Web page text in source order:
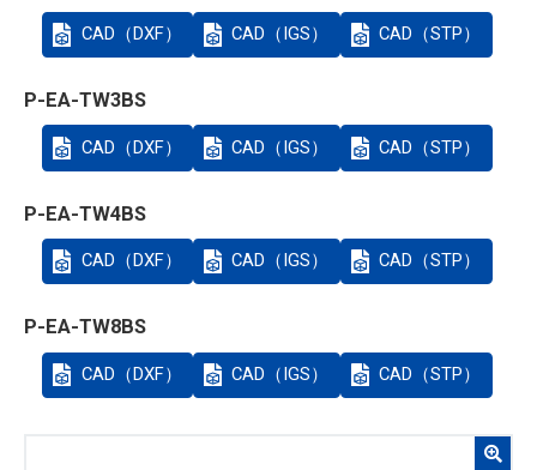
CAD（DXF） CAD（IGS） CAD（STP）
P-EA-TW3BS
CAD（DXF） CAD（IGS） CAD（STP）
P-EA-TW4BS
CAD（DXF） CAD（IGS） CAD（STP）
P-EA-TW8BS
CAD（DXF） CAD（IGS） CAD（STP）